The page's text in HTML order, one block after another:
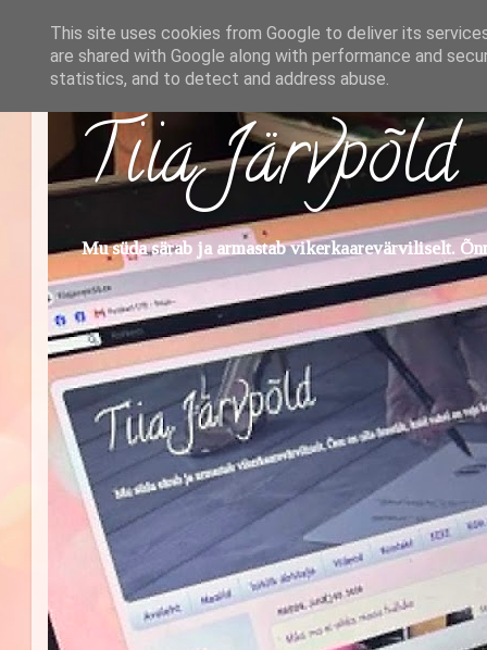
Tiia Järvpõld
Mu süda särab ja armastab vikerkaarevärviliselt.
This site uses cookies from Google to deliver its
are shared with Google along with performance and
statistics, and to detect and address abuse.